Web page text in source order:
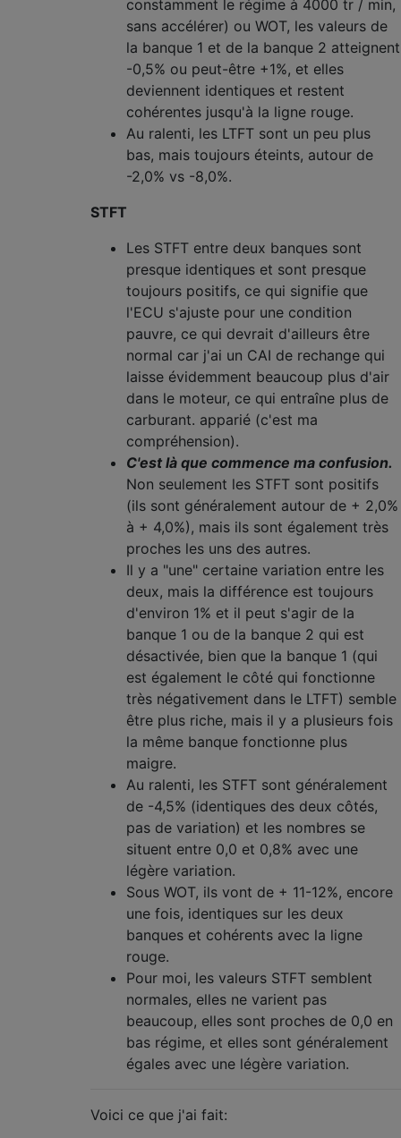
constamment le régime à 4000 tr / min,
sans accélérer) ou WOT, les valeurs de
la banque 1 et de la banque 2 atteignent
-0,5% ou peut-être +1%, et elles
deviennent identiques et restent
cohérentes jusqu'à la ligne rouge.
Au ralenti, les LTFT sont un peu plus
bas, mais toujours éteints, autour de
-2,0% vs -8,0%.
STFT
Les STFT entre deux banques sont
presque identiques et sont presque
toujours positifs, ce qui signifie que
l'ECU s'ajuste pour une condition
pauvre, ce qui devrait d'ailleurs être
normal car j'ai un CAI de rechange qui
laisse évidemment beaucoup plus d'air
dans le moteur, ce qui entraîne plus de
carburant. apparié (c'est ma
compréhension).
C'est là que commence ma confusion.
Non seulement les STFT sont positifs
(ils sont généralement autour de + 2,0%
à + 4,0%), mais ils sont également très
proches les uns des autres.
Il y a "une" certaine variation entre les
deux, mais la différence est toujours
d'environ 1% et il peut s'agir de la
banque 1 ou de la banque 2 qui est
désactivée, bien que la banque 1 (qui
est également le côté qui fonctionne
très négativement dans le LTFT) semble
être plus riche, mais il y a plusieurs fois
la même banque fonctionne plus
maigre.
Au ralenti, les STFT sont généralement
de -4,5% (identiques des deux côtés,
pas de variation) et les nombres se
situent entre 0,0 et 0,8% avec une
légère variation.
Sous WOT, ils vont de + 11-12%, encore
une fois, identiques sur les deux
banques et cohérents avec la ligne
rouge.
Pour moi, les valeurs STFT semblent
normales, elles ne varient pas
beaucoup, elles sont proches de 0,0 en
bas régime, et elles sont généralement
égales avec une légère variation.
Voici ce que j'ai fait: